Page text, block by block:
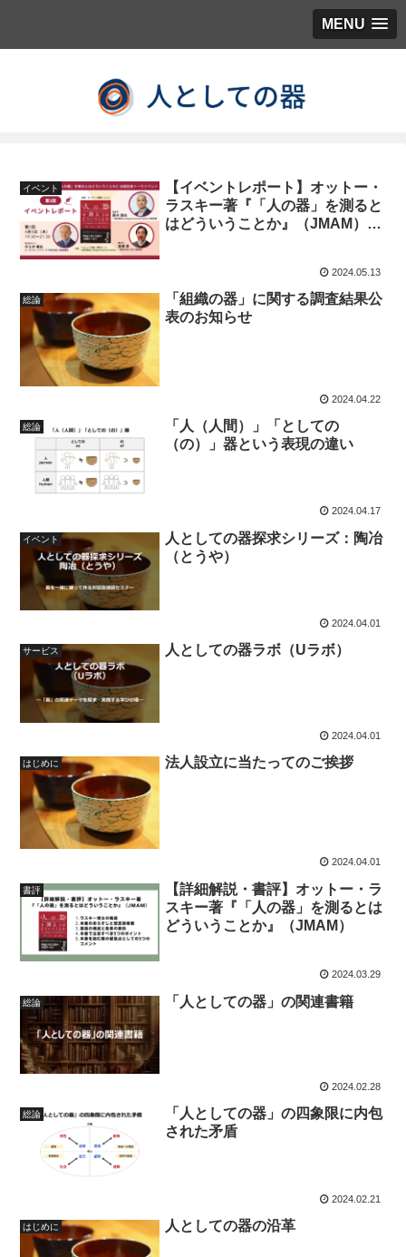
MENU
イベント
【イベントレポート】オットー・
ラスキー著『「人の器」を測ると
はどういうことか』（JMAM）出
2024.05.13
総論
「組織の器」に関する調査結果公
表のお知らせ
2024.04.22
総論
「人（人間）」「としての
（の）」器という表現の違い
2024.04.17
イベント
人としての器探求シリーズ：陶冶
（とうや）
2024.04.01
サービス 人としての器ラボ（Uラボ）
2024.04.01
はじめに 法人設立に当たってのご挨拶
2024.04.01
書評
【詳細解説・書評】オットー・ラ
スキー著『「人の器」を測るとは
どういうことか』（JMAM）
2024.03.29
総論 「人としての器」の関連書籍
2024.02.28
総論
「人としての器」の四象限に内包
された矛盾
2024.02.21
はじめに 人としての器の沿革